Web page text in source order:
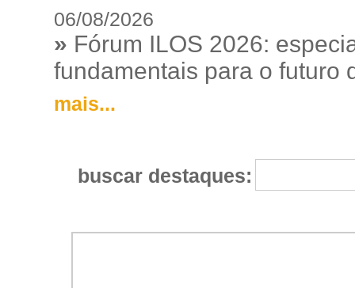
06/08/2026
» Fórum ILOS 2026:
fundamentais para o futuro
mais...
buscar destaques: